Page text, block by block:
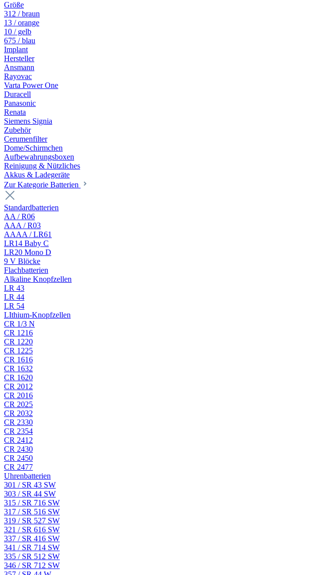
Größe
312 / braun
13 / orange
10 / gelb
675 / blau
Implant
Hersteller
Ansmann
Rayovac
Varta Power One
Duracell
Panasonic
Renata
Siemens Signia
Zubehör
Cerumenfilter
Dome/Schirmchen
Aufbewahrungsboxen
Reinigung & Nützliches
Akkus & Ladegeräte
Zur Kategorie Batterien
Standardbatterien
AA / R06
AAA / R03
AAAA / LR61
LR14 Baby C
LR20 Mono D
9 V Blöcke
Flachbatterien
Alkaline Knopfzellen
LR 43
LR 44
LR 54
LIthium-Knopfzellen
CR 1/3 N
CR 1216
CR 1220
CR 1225
CR 1616
CR 1632
CR 1620
CR 2012
CR 2016
CR 2025
CR 2032
CR 2330
CR 2354
CR 2412
CR 2430
CR 2450
CR 2477
Uhrenbatterien
301 / SR 43 SW
303 / SR 44 SW
315 / SR 716 SW
317 / SR 516 SW
319 / SR 527 SW
321 / SR 616 SW
337 / SR 416 SW
341 / SR 714 SW
335 / SR 512 SW
346 / SR 712 SW